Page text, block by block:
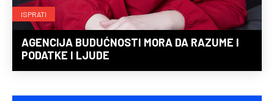
ISPRATI
AGENCIJA BUDUĆNOSTI MORA DA RAZUME I
PODATKE I LJUDE